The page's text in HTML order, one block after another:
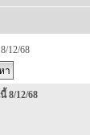
12/68
8/12/68